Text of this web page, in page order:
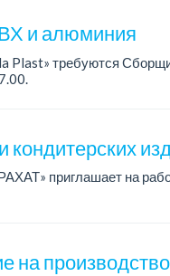
и алюминия
Plast» требуются
приглашает на
на